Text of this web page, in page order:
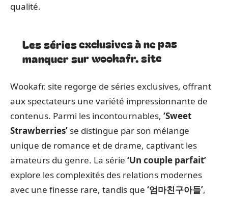
qualité.
Les séries exclusives à ne pas
manquer sur wookafr. site
Wookafr. site regorge de séries exclusives, offrant
aux spectateurs une variété impressionnante de
contenus. Parmi les incontournables, ‘Sweet
Strawberries’ se distingue par son mélange
unique de romance et de drame, captivant les
amateurs du genre. La série ‘Un couple parfait’
explore les complexités des relations modernes
avec une finesse rare, tandis que ‘엄마친구아들’,